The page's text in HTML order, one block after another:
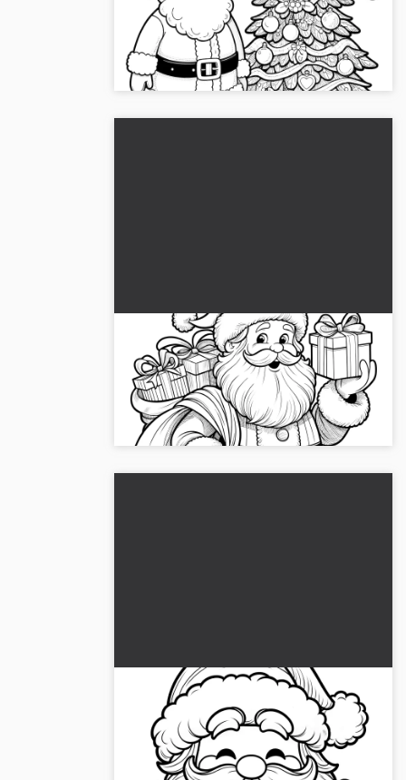
Helppo värityskuva lapsille: Joulupukki,
lahjat ja kuusipuu. 🎅 Lataa nyt ilmaiseksi ja
väritä....
Joulupukki lahjoineen värityskuva
Joulupukki-värityskuva lahjakassilla: väri-iloa
koko perheelle! 🎅 Lataa kuva ilmaiseksi....
Joulupukin kasvot tulostettavaksi
ja väritettäväksi
Perinteinen joulupukin kasvot
tulostettavaksi ja väritettäväksi. Lataa nyt